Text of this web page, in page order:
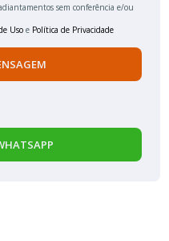
sem conferência e/ou
Uso e Política de Privacidade